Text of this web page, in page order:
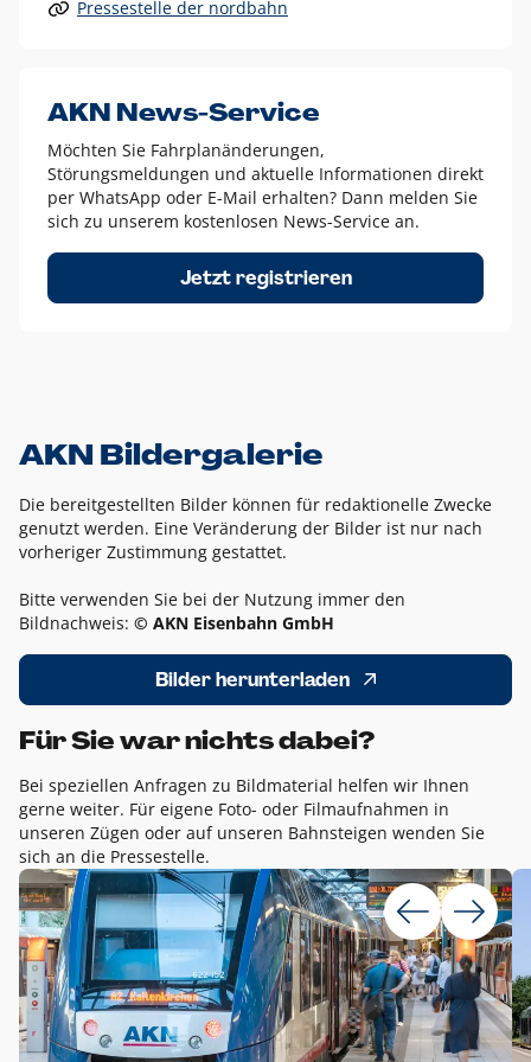
Alle anderen Logo-Varianten dürfen nur in Ausnahmefällen
Diese Ausnahmen sind zum Beispiel:
dem AKN Blau,
weißes Logo auf Fotohintergründen,
schwarzes Logo für reine Schwarz-Weiß-Umsetzungen
Um das Logo herum muss ein Schutzraum von jeweils einer
Höhe bzw. Breite des N aus AKN in alle Richtungen
Pressestelle der nordbahn
AKN News-Service
Möchten Sie Fahrplanänderungen,
Störungsmeldungen und aktuelle Informationen direkt
per WhatsApp oder E-Mail erhalten? Dann melden Sie
sich zu unserem kostenlosen News-Service an.
Jetzt registrieren
AKN Bildergalerie
Die bereitgestellten Bilder können für redaktionelle Zwecke
genutzt werden. Eine Veränderung der Bilder ist nur nach
vorheriger Zustimmung gestattet.
Bitte verwenden Sie bei der Nutzung immer den
Bildnachweis: © AKN Eisenbahn GmbH
Bilder herunterladen
Für Sie war nichts dabei?
Bei speziellen Anfragen zu Bildmaterial helfen wir Ihnen
gerne weiter. Für eigene Foto- oder Filmaufnahmen in
unseren Zügen oder auf unseren Bahnsteigen wenden Sie
sich an die Pressestelle.